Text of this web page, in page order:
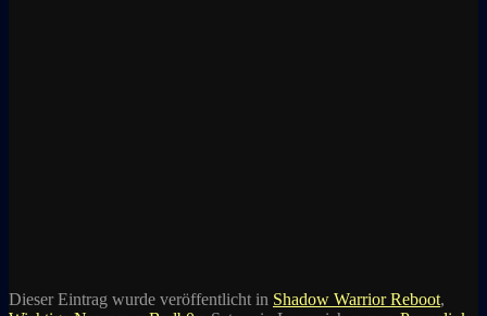
Dieser Eintrag wurde veröffentlicht in Shadow Warrior Reboot,